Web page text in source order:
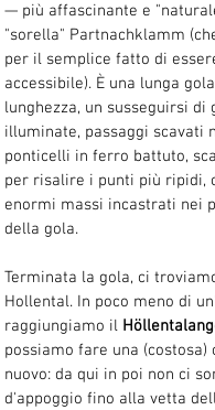
— più affascinante e
"sorella" Partnachklamm
per il semplice fatto di
accessibile). È una lunga
lunghezza, un susseguirsi di
illuminate, passaggi scavati
ponticelli in ferro battuto,
per risalire i punti più ripidi,
enormi massi incastrati nei
della gola.
Terminata la gola, ci
Hollental. In poco meno di
raggiungiamo il
possiamo fare una (costosa)
nuovo: da qui in poi non ci
d'appoggio fino alla vetta